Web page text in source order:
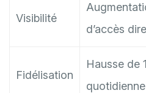
Visibilité
d’accès
Fidélisation
Hausse de
quotidienne